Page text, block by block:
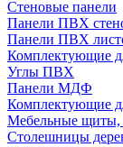
Стеновые панели
Панели ПВХ
Панели ПВХ
Комплектующие
Углы ПВХ
Панели МДФ
Комплектующие
Мебельные щиты,
Столешницы